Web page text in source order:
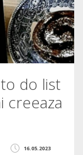
do list
creeaza
16.05.2023